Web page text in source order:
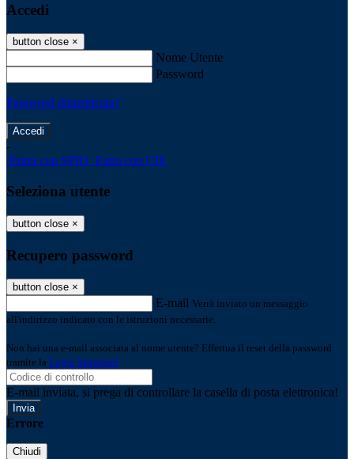
Accedi
button close ×
Nome Utente
Password
Password dimenticata?
-
Entra con SPID Entra con CIE
Seleziona utente
button close ×
Recupero password
button close ×
E-mail Verrà inviato un messaggio
all'indirizzo indicato con le istruzioni necessarie.
Non hai una e-mail associata al nome utente? Effettua il reset della password
tramite la Login Spaggiari
E-mail inviata, si prega di controllare la casella di posta elettronica!
Errore
Chiudi